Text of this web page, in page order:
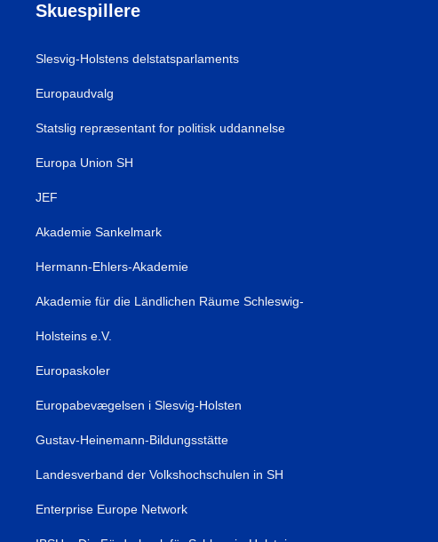
Skuespillere
Slesvig-Holstens delstatsparlaments
Europaudvalg
Statslig repræsentant for politisk uddannelse
Europa Union SH
JEF
Akademie Sankelmark
Hermann-Ehlers-Akademie
Akademie für die Ländlichen Räume Schleswig-
Holsteins e.V.
Europaskoler
Europabevægelsen i Slesvig-Holsten
Gustav-Heinemann-Bildungsstätte
Landesverband der Volkshochschulen in SH
Enterprise Europe Network